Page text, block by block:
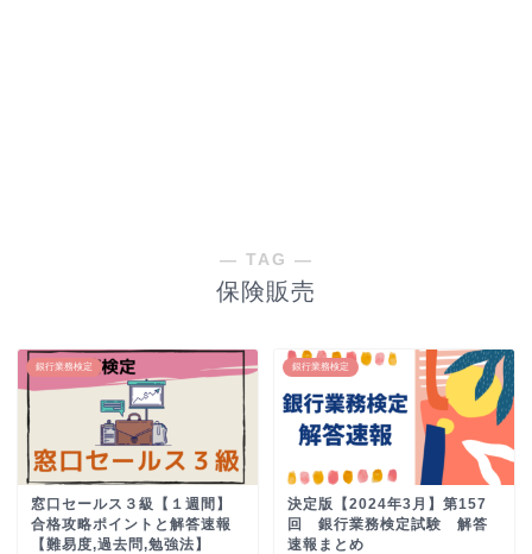
― TAG ―
保険販売
銀行業務検定
窓口セールス３級【１週間】
合格攻略ポイントと解答速報
【難易度,過去問,勉強法】
銀行業務検定
決定版【2024年3月】第157
回 銀行業務検定試験 解答
速報まとめ